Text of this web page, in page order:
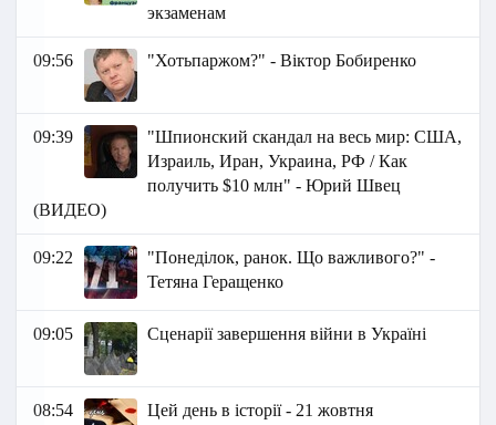
экзаменам
09:56 "Хотьпаржом?" - Віктор Бобиренко
09:39
"Шпионский скандал на весь мир: США,
Израиль, Иран, Украина, РФ / Как
получить $10 млн" - Юрий Швец
(ВИДЕО)
09:22
"Понеділок, ранок. Що важливого?" -
Тетяна Геращенко
09:05 Сценарії завершення війни в Україні
08:54 Цей день в історії - 21 жовтня